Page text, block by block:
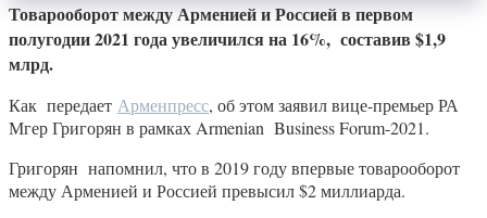
Товарооборот между Арменией и Россией в первом
полугодии 2021 года увеличился на 16%, составив $1,9
млрд.
Как передает Арменпресс, об этом заявил вице-премьер РА
Мгер Григорян в рамках Armenian Business Forum-2021.
Григорян напомнил, что в 2019 году впервые товарооборот
между Арменией и Россией превысил $2 миллиарда.